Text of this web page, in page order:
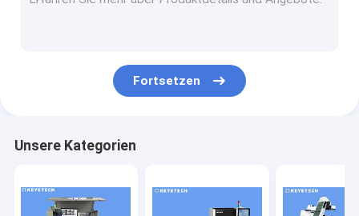
Fortsetzen
Unsere Kategorien